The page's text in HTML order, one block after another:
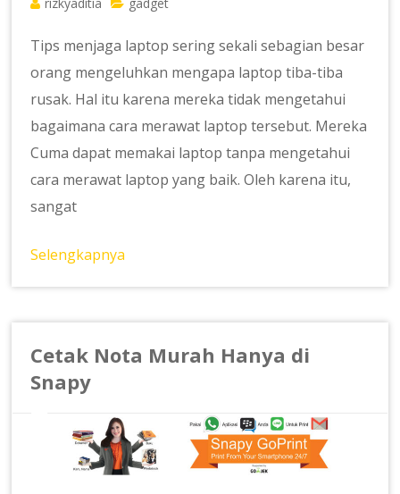
Tips menjaga laptop sering sekali sebagian besar
orang mengeluhkan mengapa laptop tiba-tiba
rusak. Hal itu karena mereka tidak mengetahui
bagaimana cara merawat laptop tersebut. Mereka
Cuma dapat memakai laptop tanpa mengetahui
cara merawat laptop yang baik. Oleh karena itu,
sangat
Selengkapnya
Cetak Nota Murah Hanya di
Snapy